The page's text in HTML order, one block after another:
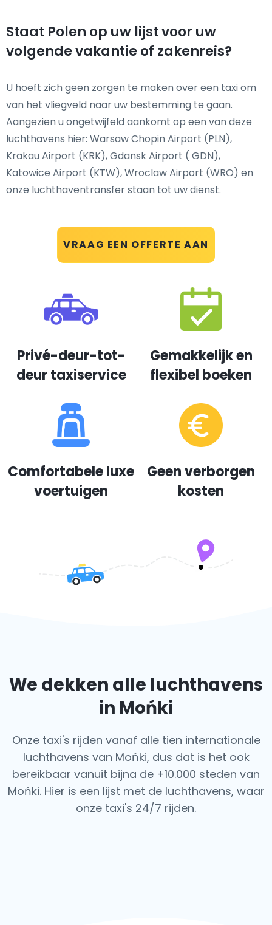
VRAAG EEN OFFERTE AAN
Staat Polen op uw lijst voor uw
volgende vakantie of zakenreis?
U hoeft zich geen zorgen te maken over een taxi om
van het vliegveld naar uw bestemming te gaan.
Aangezien u ongetwijfeld aankomt op een van deze
luchthavens hier: Warsaw Chopin Airport (PLN),
Krakau Airport (KRK), Gdansk Airport ( GDN),
Katowice Airport (KTW), Wroclaw Airport (WRO) en
onze luchthaventransfer staan tot uw dienst.
Privé-deur-tot-
deur taxiservice
Gemakkelijk en
flexibel boeken
Comfortabele luxe
voertuigen
Geen verborgen
kosten
We dekken alle luchthavens
in Mońki
Onze taxi's rijden vanaf alle tien internationale
luchthavens van Mońki, dus dat is het ook
bereikbaar vanuit bijna de +10.000 steden van
Mońki. Hier is een lijst met de luchthavens, waar
onze taxi's 24/7 rijden.